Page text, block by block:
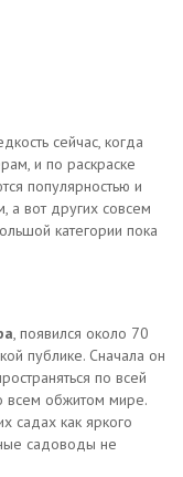
сейчас, когда
и по раскраске
популярностью и
а вот других совсем
категории пока
, появился около 70
публике. Сначала он
по всей
всем обжитом мире.
садах как яркого
садоводы не